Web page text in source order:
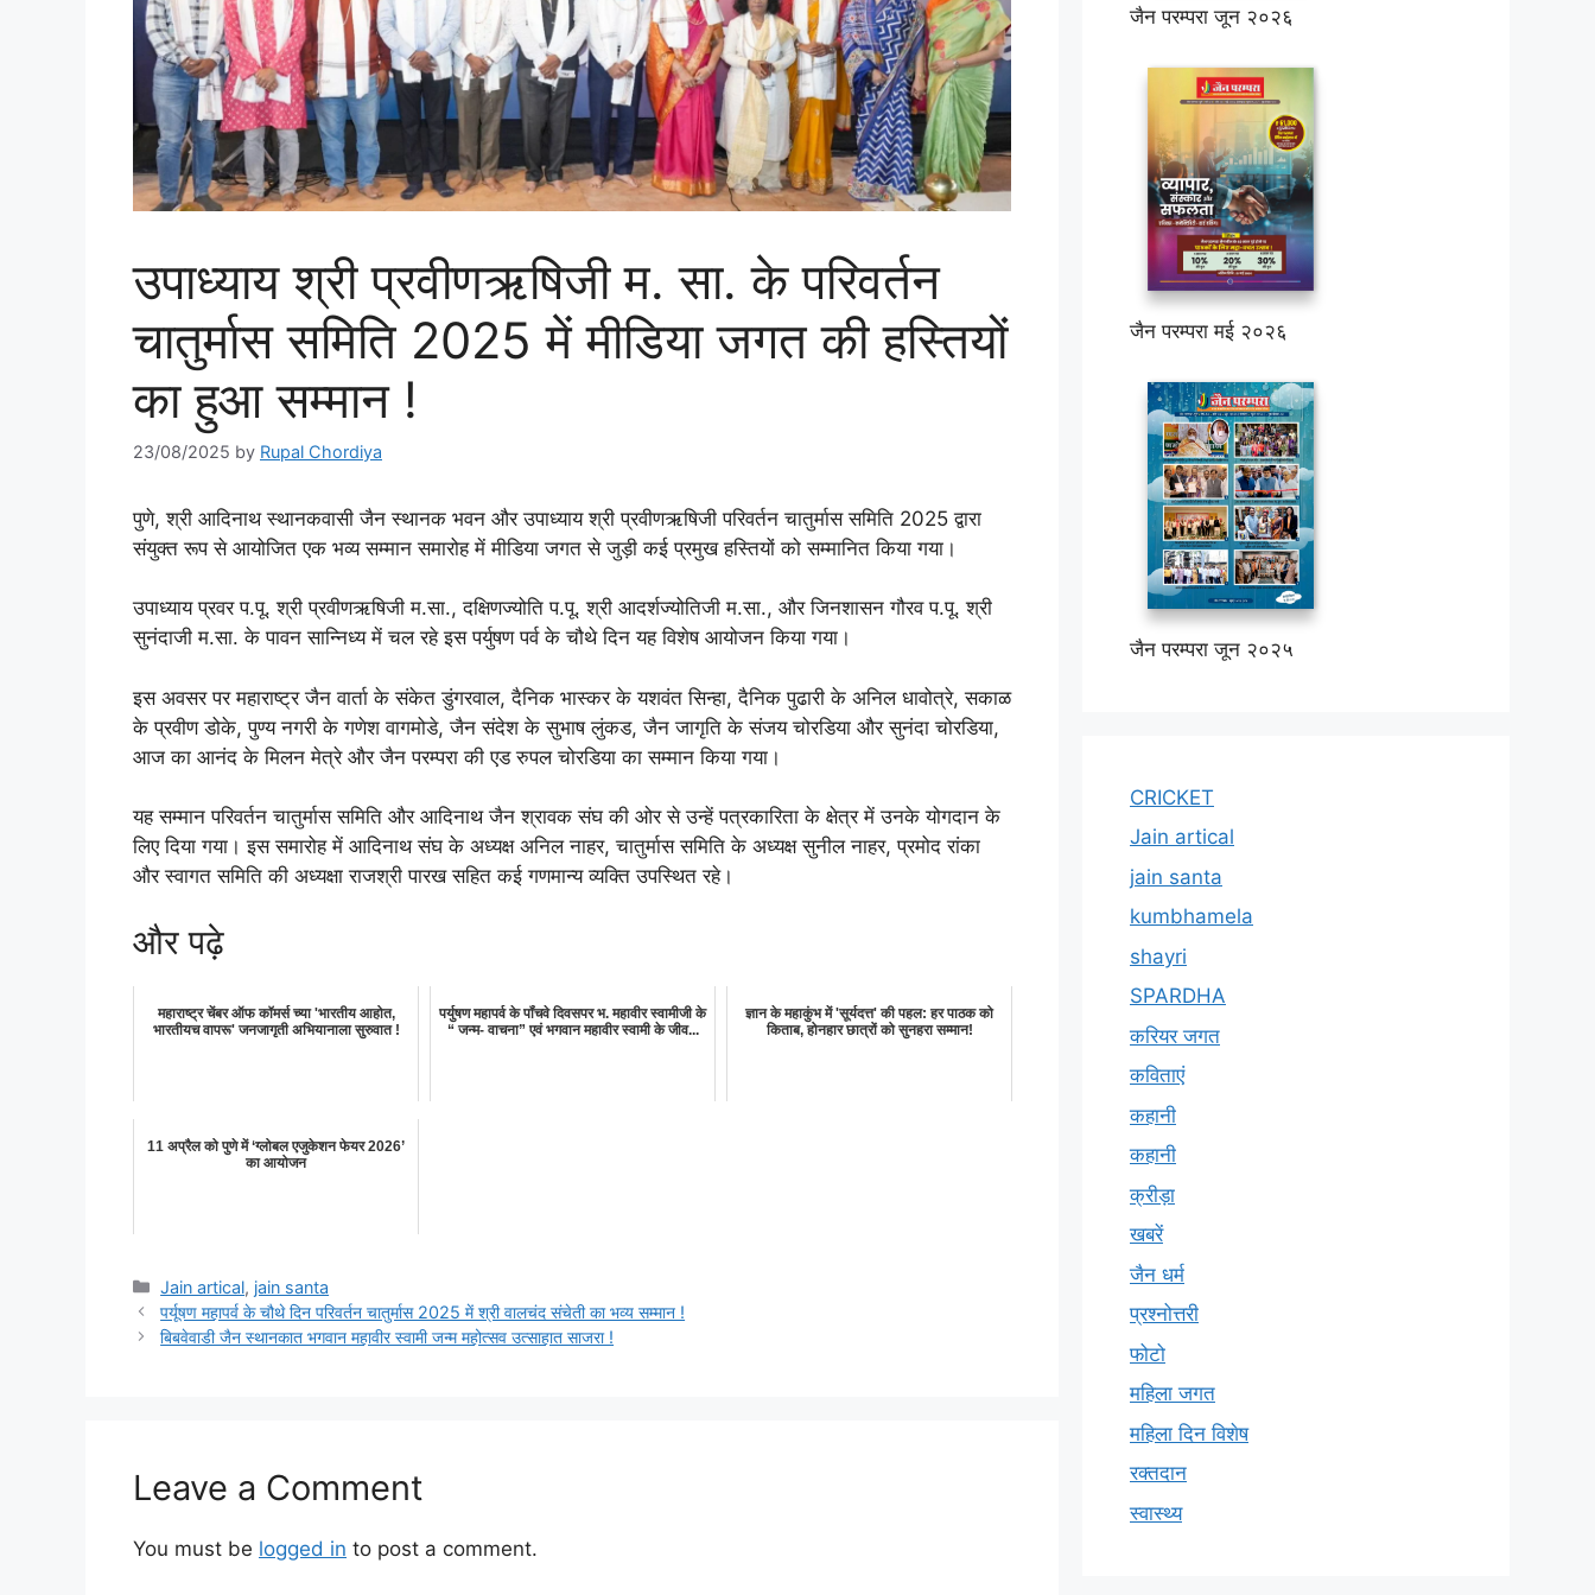
उपाध्याय श्री प्रवीणऋषिजी म. सा. के परिवर्तन
चातुर्मास समिति 2025 में मीडिया जगत की हस्तियों
का हुआ सम्मान !
23/08/2025 by Rupal Chordiya
पुणे, श्री आदिनाथ स्थानकवासी जैन स्थानक भवन और उपाध्याय श्री प्रवीणऋषिजी परिवर्तन चातुर्मास समिति 2025 द्वारा
संयुक्त रूप से आयोजित एक भव्य सम्मान समारोह में मीडिया जगत से जुड़ी कई प्रमुख हस्तियों को सम्मानित किया गया।
उपाध्याय प्रवर प.पू. श्री प्रवीणऋषिजी म.सा., दक्षिणज्योति प.पू. श्री आदर्शज्योतिजी म.सा., और जिनशासन गौरव प.पू. श्री
सुनंदाजी म.सा. के पावन सान्निध्य में चल रहे इस पर्युषण पर्व के चौथे दिन यह विशेष आयोजन किया गया।
इस अवसर पर महाराष्ट्र जैन वार्ता के संकेत डुंगरवाल, दैनिक भास्कर के यशवंत सिन्हा, दैनिक पुढारी के अनिल धावोत्रे, सकाळ
के प्रवीण डोके, पुण्य नगरी के गणेश वागमोडे, जैन संदेश के सुभाष लुंकड, जैन जागृति के संजय चोरडिया और सुनंदा चोरडिया,
आज का आनंद के मिलन मेत्रे और जैन परम्परा की एड रुपल चोरडिया का सम्मान किया गया।
यह सम्मान परिवर्तन चातुर्मास समिति और आदिनाथ जैन श्रावक संघ की ओर से उन्हें पत्रकारिता के क्षेत्र में उनके योगदान के
लिए दिया गया। इस समारोह में आदिनाथ संघ के अध्यक्ष अनिल नाहर, चातुर्मास समिति के अध्यक्ष सुनील नाहर, प्रमोद रांका
और स्वागत समिति की अध्यक्षा राजश्री पारख सहित कई गणमान्य व्यक्ति उपस्थित रहे।
और पढ़े
महाराष्ट्र चेंबर ऑफ कॉमर्स च्या 'भारतीय आहोत,
भारतीयच वापरू' जनजागृती अभियानाला सुरुवात !
पर्युषण महापर्व के पॉंचवे दिवसपर भ. महावीर स्वामीजी के
“ जन्म- वाचना” एवं भगवान महावीर स्वामी के जीव...
ज्ञान के महाकुंभ में 'सूर्यदत्त' की पहल: हर पाठक को
किताब, होनहार छात्रों को सुनहरा सम्मान!
11 अप्रैल को पुणे में ‘ग्लोबल एजुकेशन फेयर 2026’
का आयोजन
Categories
Jain artical, jain santa
पर्यूषण महापर्व के चौथे दिन परिवर्तन चातुर्मास 2025 में श्री वालचंद संचेती का भव्य सम्मान !
बिबवेवाडी जैन स्थानकात भगवान महावीर स्वामी जन्म महोत्सव उत्साहात साजरा !
Leave a Comment
You must be logged in to post a comment.
जैन परम्परा जून २०२६
जैन परम्परा मई २०२६
जैन परम्परा जून २०२५
CRICKET
Jain artical
jain santa
kumbhamela
shayri
SPARDHA
करियर जगत
कविताएं
कहानी
कहानी
क्रीड़ा
खबरें
जैन धर्म
प्रश्नोत्तरी
फोटो
महिला जगत
महिला दिन विशेष
रक्तदान
स्वास्थ्य